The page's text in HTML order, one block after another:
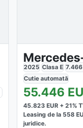
2025 Clasa E 7.466
Cutie automată
55.446
45.823EUR + 21%
Leasing de la 558
juridice.